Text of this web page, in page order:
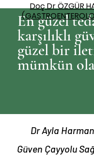
Doç Dr ÖZGÜR
En güzel
karşılıklı
güzel bir
mümkün
Dr Ayla
Güven Çayyolu